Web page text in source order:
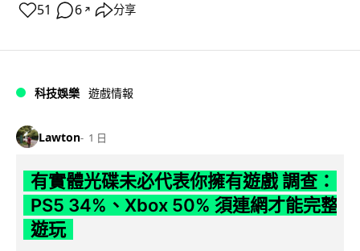
51 6 ↗ 分享
科技娛樂 遊戲情報
Lawton 1 日
有實體光碟未必代表你擁有遊戲 調查：
PS5 34%、Xbox 50% 須連網才能完整
遊玩